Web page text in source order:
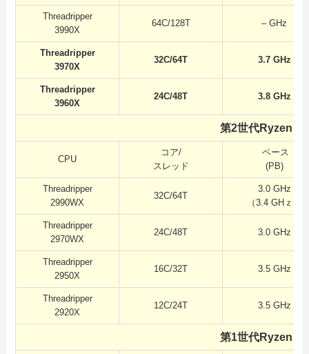
Threadripper
3990X
64C/128T – GHz
Threadripper
3970X
32C/64T 3.7 GHz
Threadripper
3960X
24C/48T 3.8 GHz
第2世代Ryzen
CPU
コア/
スレッド
ベース
(PB)
Threadripper
2990WX
32C/64T
3.0 GHz
（3.4 GHｚ）
Threadripper
2970WX
24C/48T 3.0 GHz
Threadripper
2950X
16C/32T 3.5 GHz
Threadripper
2920X
12C/24T 3.5 GHz
第1世代Ryzen